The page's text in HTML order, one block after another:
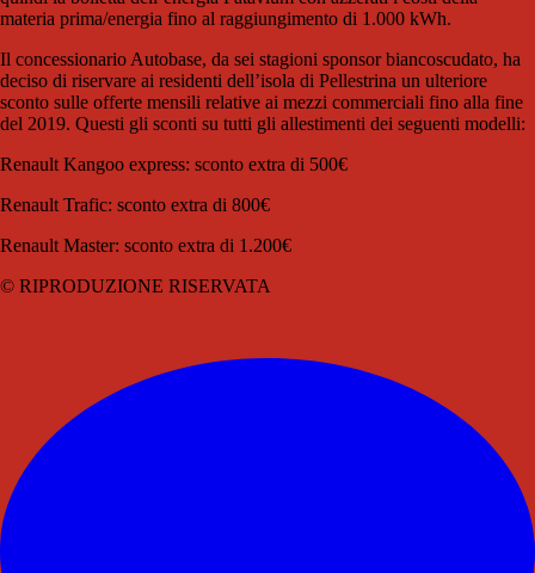
materia prima/energia fino al raggiungimento di 1.000 kWh.
Il concessionario Autobase, da sei stagioni sponsor biancoscudato, ha
deciso di riservare ai residenti dell’isola di Pellestrina un ulteriore
sconto sulle offerte mensili relative ai mezzi commerciali fino alla fine
del 2019. Questi gli sconti su tutti gli allestimenti dei seguenti modelli:
Renault Kangoo express: sconto extra di 500€
Renault Trafic: sconto extra di 800€
Renault Master: sconto extra di 1.200€
© RIPRODUZIONE RISERVATA